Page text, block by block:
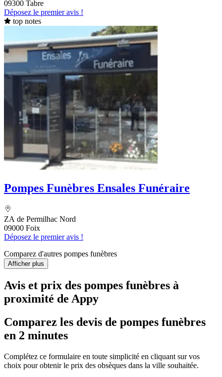
09300 Tabre
Déposez le premier avis !
top notes
Pompes Funèbres Ensales Funéraire
ZA de Permilhac Nord
09000 Foix
Déposez le premier avis !
Comparez d'autres pompes funèbres
Afficher plus
Avis et prix des pompes funèbres à
proximité de Appy
Comparez les devis de pompes funèbres
en 2 minutes
Complétez ce formulaire en toute simplicité en cliquant sur vos
choix pour obtenir le prix des obsèques dans la ville souhaitée.